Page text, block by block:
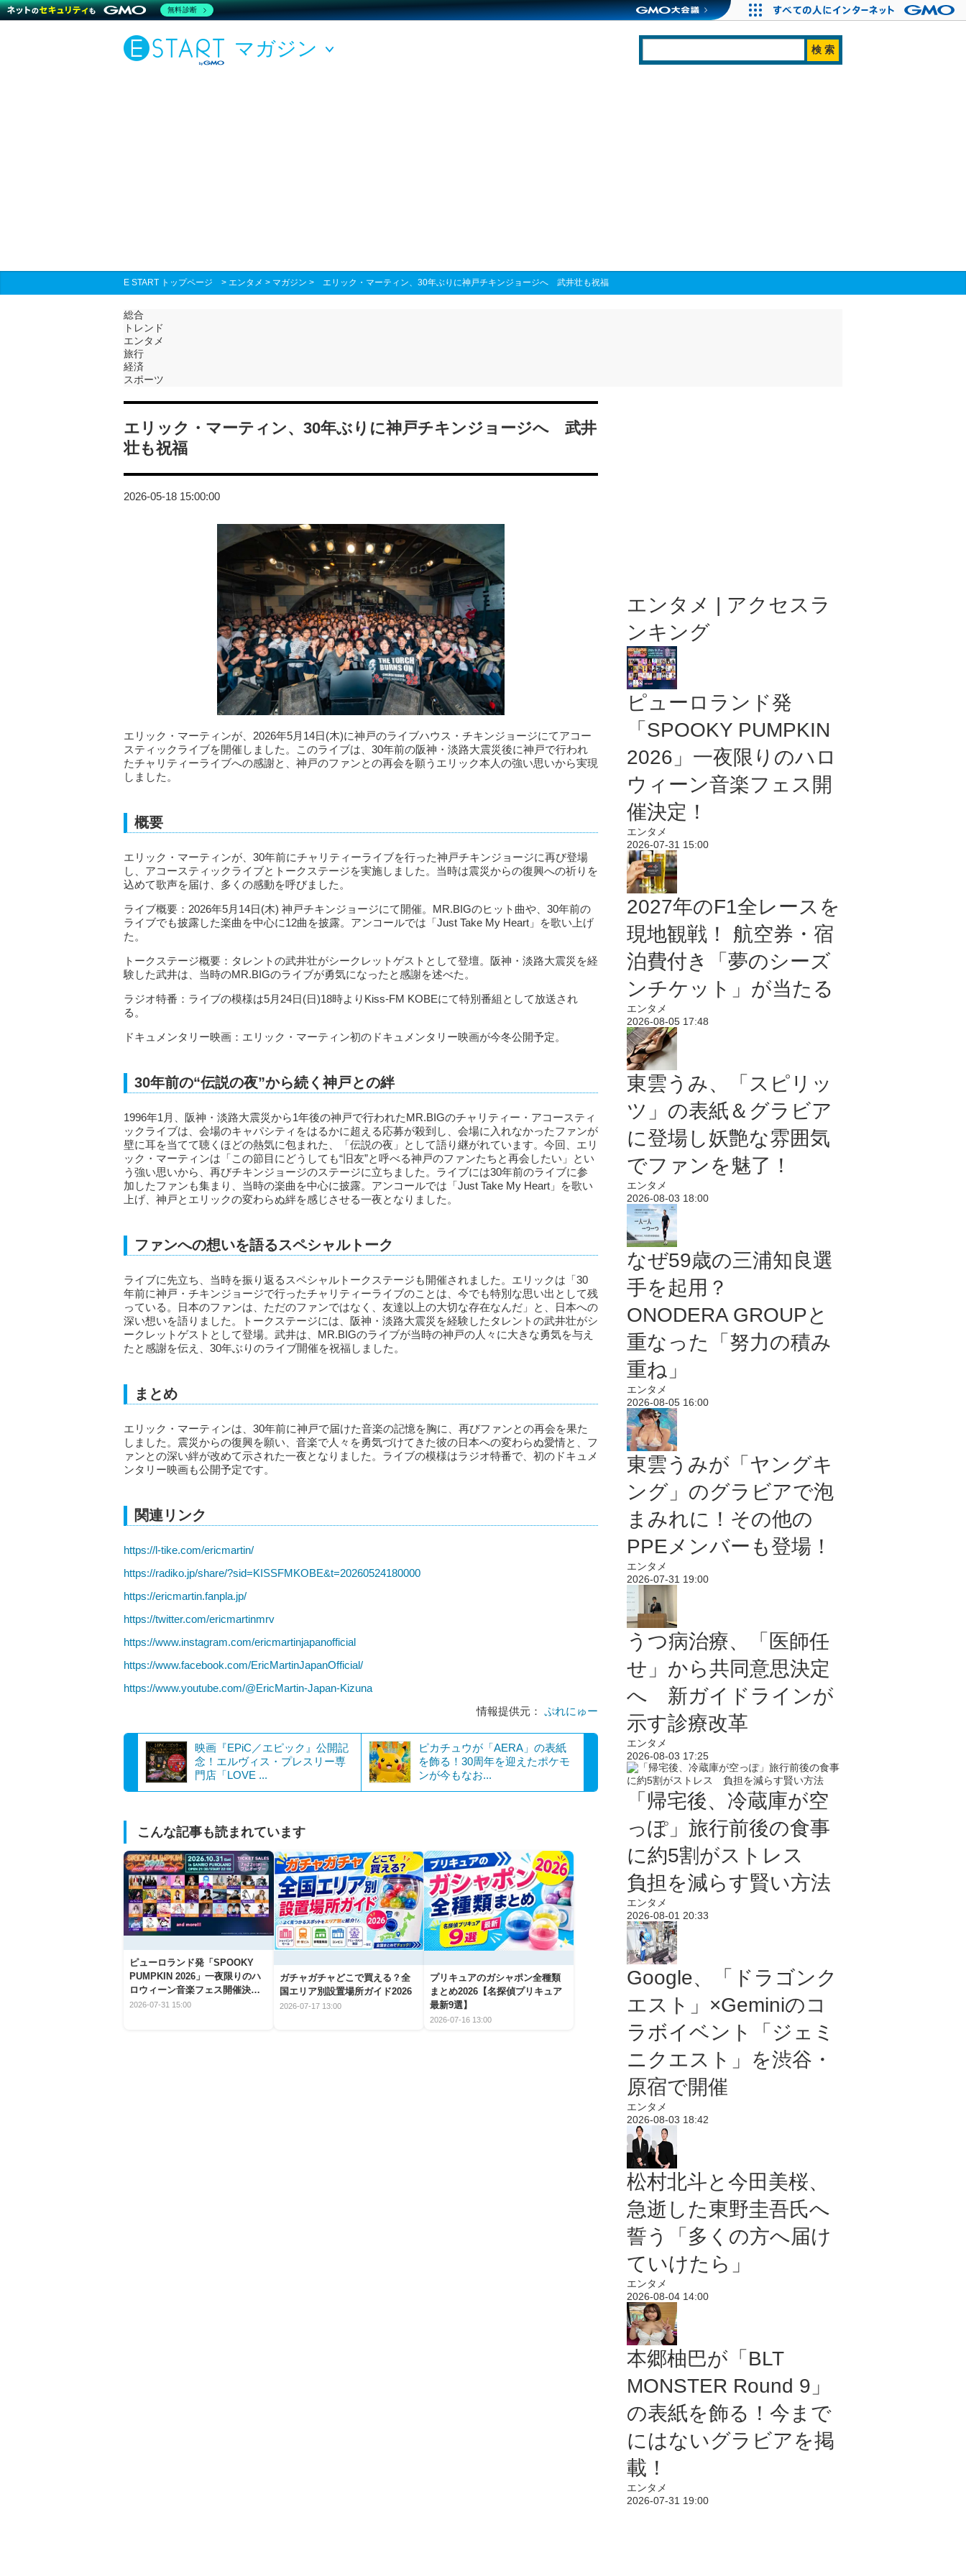
マガジン
E START トップページ > エンタメ > マガジン > エリック・マーティン、30年ぶりに神戸チキンジョージへ 武井壮も祝福
総合
トレンド
エンタメ
旅行
経済
スポーツ
エリック・マーティン、30年ぶりに神戸チキンジョージへ 武井
壮も祝福
2026-05-18 15:00:00
エリック・マーティンが、2026年5月14日(木)に神戸のライブハウス・チキンジョージにてアコー
スティックライブを開催しました。このライブは、30年前の阪神・淡路大震災後に神戸で行われ
たチャリティーライブへの感謝と、神戸のファンとの再会を願うエリック本人の強い思いから実現
しました。
概要
エリック・マーティンが、30年前にチャリティーライブを行った神戸チキンジョージに再び登場
し、アコースティックライブとトークステージを実施しました。当時は震災からの復興への祈りを
込めて歌声を届け、多くの感動を呼びました。
ライブ概要：2026年5月14日(木) 神戸チキンジョージにて開催。MR.BIGのヒット曲や、30年前の
ライブでも披露した楽曲を中心に12曲を披露。アンコールでは「Just Take My Heart」を歌い上げ
た。
トークステージ概要：タレントの武井壮がシークレットゲストとして登壇。阪神・淡路大震災を経
験した武井は、当時のMR.BIGのライブが勇気になったと感謝を述べた。
ラジオ特番：ライブの模様は5月24日(日)18時よりKiss-FM KOBEにて特別番組として放送され
る。
ドキュメンタリー映画：エリック・マーティン初のドキュメンタリー映画が今冬公開予定。
30年前の“伝説の夜”から続く神戸との絆
1996年1月、阪神・淡路大震災から1年後の神戸で行われたMR.BIGのチャリティー・アコースティ
ックライブは、会場のキャパシティをはるかに超える応募が殺到し、会場に入れなかったファンが
壁に耳を当てて聴くほどの熱気に包まれた、「伝説の夜」として語り継がれています。今回、エリ
ック・マーティンは「この節目にどうしても“旧友”と呼べる神戸のファンたちと再会したい」とい
う強い思いから、再びチキンジョージのステージに立ちました。ライブには30年前のライブに参
加したファンも集まり、当時の楽曲を中心に披露。アンコールでは「Just Take My Heart」を歌い
上げ、神戸とエリックの変わらぬ絆を感じさせる一夜となりました。
ファンへの想いを語るスペシャルトーク
ライブに先立ち、当時を振り返るスペシャルトークステージも開催されました。エリックは「30
年前に神戸・チキンジョージで行ったチャリティーライブのことは、今でも特別な思い出として残
っている。日本のファンは、ただのファンではなく、友達以上の大切な存在なんだ」と、日本への
深い想いを語りました。トークステージには、阪神・淡路大震災を経験したタレントの武井壮がシ
ークレットゲストとして登場。武井は、MR.BIGのライブが当時の神戸の人々に大きな勇気を与え
たと感謝を伝え、30年ぶりのライブ開催を祝福しました。
まとめ
エリック・マーティンは、30年前に神戸で届けた音楽の記憶を胸に、再びファンとの再会を果た
しました。震災からの復興を願い、音楽で人々を勇気づけてきた彼の日本への変わらぬ愛情と、フ
ァンとの深い絆が改めて示された一夜となりました。ライブの模様はラジオ特番で、初のドキュメ
ンタリー映画も公開予定です。
関連リンク
https://l-tike.com/ericmartin/
https://radiko.jp/share/?sid=KISSFMKOBE&t=20260524180000
https://ericmartin.fanpla.jp/
https://twitter.com/ericmartinmrv
https://www.instagram.com/ericmartinjapanofficial
https://www.facebook.com/EricMartinJapanOfficial/
https://www.youtube.com/@EricMartin-Japan-Kizuna
情報提供元： ぷれにゅー
映画『EPiC／エピック』公開記
念！エルヴィス・プレスリー専
門店「LOVE ...
ピカチュウが「AERA」の表紙
を飾る！30周年を迎えたポケモ
ンが今もなお...
こんな記事も読まれています
ピューロランド発「SPOOKY
PUMPKIN 2026」一夜限りのハ
ロウィーン音楽フェス開催決
定！
2026-07-31 15:00
ガチャガチャどこで買える？全
国エリア別設置場所ガイド2026
2026-07-17 13:00
プリキュアのガシャポン全種類
まとめ2026【名探偵プリキュア
最新9選】
2026-07-16 13:00
エンタメ | アクセスラ
ンキング
ピューロランド発
「SPOOKY PUMPKIN
2026」一夜限りのハロ
ウィーン音楽フェス開
催決定！
エンタメ
2026-07-31 15:00
2027年のF1全レースを
現地観戦！ 航空券・宿
泊費付き「夢のシーズ
ンチケット」が当たる
エンタメ
2026-08-05 17:48
東雲うみ、「スピリッ
ツ」の表紙＆グラビア
に登場し妖艶な雰囲気
でファンを魅了！
エンタメ
2026-08-03 18:00
なぜ59歳の三浦知良選
手を起用？
ONODERA GROUPと
重なった「努力の積み
重ね」
エンタメ
2026-08-05 16:00
東雲うみが「ヤングキ
ング」のグラビアで泡
まみれに！その他の
PPEメンバーも登場！
エンタメ
2026-07-31 19:00
うつ病治療、「医師任
せ」から共同意思決定
へ 新ガイドラインが
示す診療改革
エンタメ
2026-08-03 17:25
「帰宅後、冷蔵庫が空
っぽ」旅行前後の食事
に約5割がストレス
負担を減らす賢い方法
エンタメ
2026-08-01 20:33
Google、「ドラゴンク
エスト」×Geminiのコ
ラボイベント「ジェミ
ニクエスト」を渋谷・
原宿で開催
エンタメ
2026-08-03 18:42
松村北斗と今田美桜、
急逝した東野圭吾氏へ
誓う「多くの方へ届け
ていけたら」
エンタメ
2026-08-04 14:00
本郷柚巴が「BLT
MONSTER Round 9」
の表紙を飾る！今まで
にはないグラビアを掲
載！
エンタメ
2026-07-31 19:00
無料診断